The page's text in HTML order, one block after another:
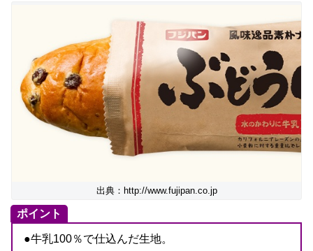
出典：http://www.fujipan.co.jp
ポイント
●牛乳100％で仕込んだ生地。